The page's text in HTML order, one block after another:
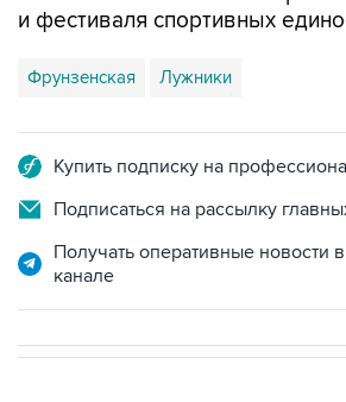
и фестиваля спортивных
Фрунзенская Лужники
Купить подписку на
Подписаться на рассылку
Получать оперативные новости
канале